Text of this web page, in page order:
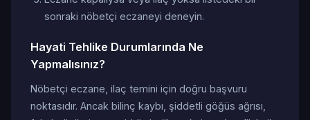
sonraki nöbetçi eczaneyi deneyin.
Hayati Tehlike Durumlarında Ne
Yapmalısınız?
Nöbetçi eczane, ilaç temini için doğru başvuru
noktasıdır. Ancak bilinç kaybı, şiddetli göğüs ağrısı,